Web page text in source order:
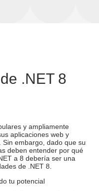
.NET 8
y ampliamente
aplicaciones web y
embargo, dado que su
deben entender por qué
a 8 debería ser una
de .NET 8.
tu potencial